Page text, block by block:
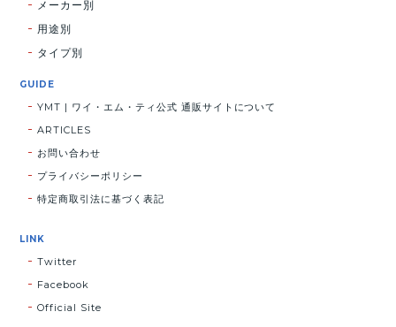
メーカー別
用途別
タイプ別
GUIDE
YMT | ワイ・エム・ティ公式 通販サイトについて
ARTICLES
お問い合わせ
プライバシーポリシー
特定商取引法に基づく表記
LINK
Twitter
Facebook
Official Site